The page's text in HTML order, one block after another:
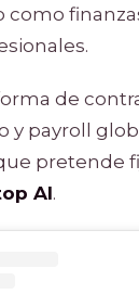
de
y payroll
pretende
AI.